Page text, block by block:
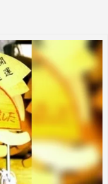
子のバディとなり
性に引っかかって
受け付けなかった
になると怖気づい
と展開する“恋
子に浴びせられ